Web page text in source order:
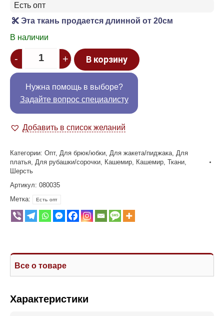
Есть опт
Эта ткань продается длинной от 20см
В наличии
Quantity
- + В корзину
Нужна помощь в выборе?
Задайте вопрос специалисту
Добавить в список желаний
Категории: Опт, Для брюк/юбки Для жакета/пиджака Для
платья Для рубашки/сорочки Кашемир Кашемир Ткани
Шерсть
Артикул: 080035
Метка:
Есть опт
Все о товаре
Характеристики